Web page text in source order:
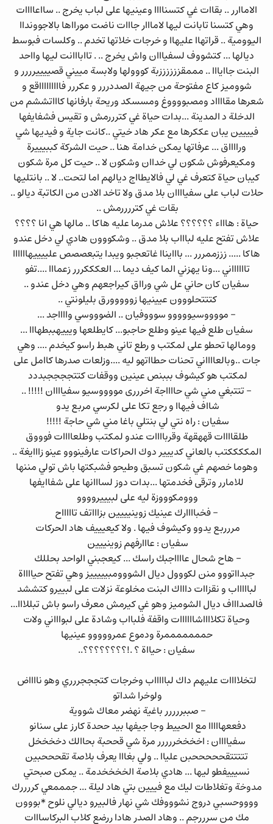
الاماارر .. بقاات غي كتسناااا وعينيها على لباب يخرج .. سااعاااات
وهي كتسنا تابانت ليها لامااار جااات ناضت مورااها بالاجوونداا
اليوومية .. قراتهاا عليهاا و خرجات خلاتها تخدم .. وكلسات فبوسط
ديالها ... كتشووف لسفيااان واش يخرج .. . تاابااانت ليها وااحد
البنت جاايااا .. مممقززززززبة كووولها ولابسة مييني قصييييرررر و
شووميز كاع مفتوحة من جيهة الصددررر و عكررر فاااااااااقع و
شعرها مقااااد ومصبووووغ ومسسكد وريحة بارفانها كاااتششم من
الدخلة د المدينة ...بدات حياة غي كترررمش و تقيس فشفايفها
فيييين يبان عككرها مع عكر هاد خيتي ..كانت جاية و فيديها شي
ورااااق ... عرفاتها يمكن خدامة هنا .. حيت الشركة كببيييرة
ومكيعرفوش شكون لي خداان وشكون لا .. حيت كل مرة شكون
كيبان حياة كتعرف غي لي فالايطااج ديالهم اما لتحت.. لا .. بانتليها
حلات لباب على سفياااان بلا مدق ولا تاخد الادن من الكاتبة ديالو ..
بقات غي كتررررمش ..
حياة : هاااء ؟؟؟؟؟؟ علاش مدرما عليه هاكا .. مالها هي انا ؟؟؟؟
علاش تفتح عليه لباااب بلا مدق .. وشكووون هادي لي دخل عندو
هاكا ..... زززممررر ... بااايناا غاتعجبو ويبدا يتبعصصص علييييهاااااا
تااااااني ...ونا يهزني الما كيف ديما ... العكككررر زعمااا ....تفو
سفيان كان حاني عل شي ورااق كيراجعهم وهي دخل عندو ..
كتتتحلووون عيينيها زووووورق بليلونتي ..
- مووووسيووووو سوووفيان .. الضوووسي وااااجد ...
سفيان طلع فيها عينو وطلع حاجبو... كايطلعها ويييهببطهااا ...
وومالها تحطو على لمكتب و رطع تاني هبط راسو كيخدم .... وهي
جات ..وبالعااااني تحنات حطااتهو ليه ....وزلعات صدرها كاامل على
لمكتب هو كيشوف بببنص عينين ووقفات كتتججججبددد
- تتتبغي مني شي حااااجة اخرررى مووووسيو سفياااان !!!!! ..
شااف فيهاا و رجع تكا على لكرسي مربع يدو
سفيان : راه نتي لي بنتلي باغا مني شي حاجة !!!!!
طلقاااات قههقهة وقرباااات عندو لمكتب وطلعاااات فوووق
المككككتب بالعاني كدييير دوك الحراكات عارفينووو عينو زااايغة ..
وهوما خصهم غي شكون تسبق وطيحو فشبكتها باش تولي مننها
للامارر وترقى فخدمتها ...بدات دوز لسااانها على شفاايفها
ووومكوووزة ليه على لبيييروووو
- فخباااارك عينيك زوينيييين بزاااتف تاااااح
مررربع يدوو وكيشوف فيها . ولا كيعيييف هاد الحركات
سفيان : عااارفهم زوينييين
- هاح شحال عااااجبك راسك ... كيعجبني الواحد بحللك
جبدااتووو منن لكووول ديال الشووومبيييييز وهي تفتح حيااااة
لباااااب و نقزاات داااك البنت مخلوعة نزلات على لبييرو كتششد
فالصداااف ديال الشوميز وهو غي كيرمش معرف راسو باش تبللااا...
وحياة تكلااااشاااااات واقفة فلبااب وشادة على لبواااني ولات
حمممممممرة ودموع عمرووووو عينيها
سفيان : حيااة ؟ .!؟؟؟؟؟؟؟؟..
لتخلاااات عليهم داك لباااااب وخرجات كتجججررري وهو نااااض
ولوخرا شداتو
- صببررررر باغية نهضر معاك شووية
دفععهااااا مع الحييط وجا جيفها بيد ححدة كارز على سنانو
سفياااان : اخخخخررررر مرة شي قححبة بحاالك دخخخخل
تتتتتقحححححبن علياا .. ولي بغااا يعرف بلاصة تقحححبين
نسيييفطو ليها ... هادي بلاصة الخخخخدمة .. يمكن صبحتي
مدوخة وتغلاطات ليك مع فييين بتي هاد ليلة ... جمممعي كررررك
ووووحسبي دروج نشوووفك شي نهار فالبيرو ديالي نلوح *بووون
مك من سرررجم .. وهاد الصدر هادا ررضع كلاب البركاسااات